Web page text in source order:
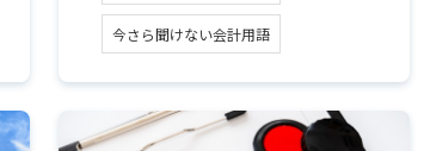
今さら聞けない会計用語